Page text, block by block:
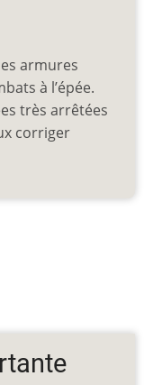
armures
à l’épée.
très arrêtées
corriger